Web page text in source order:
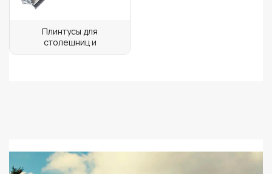
Плинтусы для
столешниц и
фартуков